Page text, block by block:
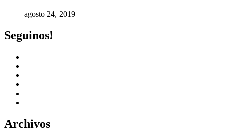
agosto 24, 2019
Seguinos!
Archivos